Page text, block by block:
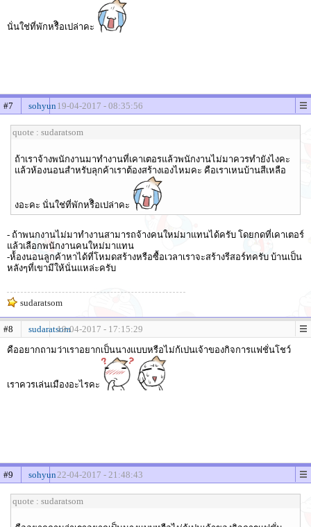
นั่นใช่ที่พักหรืิอเปล่าคะ
#7 sohyun 19-04-2017 - 08:35:56
quote : sudaratsom
ถ้าเราจ้างพนักงานมาทำงานที่เคาเตอรแล้วพนักงานไม่มาควรทำยังไงคะ
แล้วห้องนอนสำหรับลุกค้าเราต้องสร้างเองไหมคะ คือเราเหนบ้านสีเหลือ
งอะคะ นั่นใช่ที่พักหรืิอเปล่าคะ
- ถ้าพนกงานไม่มาทำงานสามารถจ้างคนใหม่มาแทนได้ครับ โดยกดที่เคาเตอร์
แล้วเลือกพนักงานคนใหม่มาแทน
-ห้้องนอนลูกค้าหาได้ที่โหมดสร้างหรือซื้อเวลาเราจะสร้างรีสอร์ทครับ บ้านเป็น
หลังๆที่เขามีให้นั่นแหล่ะครับ
sudaratsom
#8 sudaratsom19-04-2017 - 17:15:29
คืออยากถามว่าเราอยากเป็นนางแบบหรือไม่ก้เปนเจ้าของกิจการแฟชั่นโชว์
เราควรเล่นเมืองอะไรคะ
#9 sohyun22-04-2017 - 21:48:43
quote : sudaratsom